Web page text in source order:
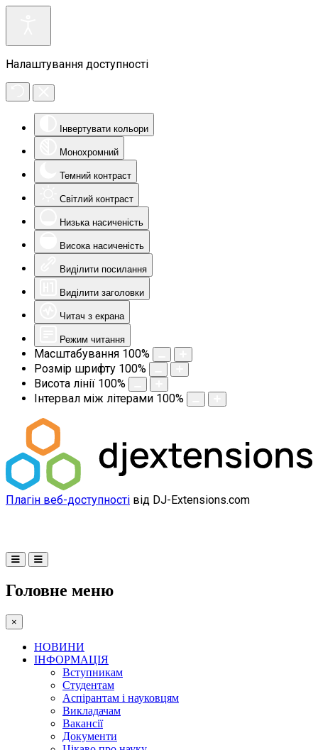
Налаштування доступності
Інвертувати кольори
Монохромний
Темний контраст
Світлий контраст
Низька насиченість
Висока насиченість
Виділити посилання
Виділити заголовки
Читач з екрана
Режим читання
Масштабування 100%
Розмір шрифту 100%
Висота лінії 100%
Інтервал між літерами 100%
Плагін веб-доступності від DJ-Extensions.com
Головне меню
×
НОВИНИ
ІНФОРМАЦІЯ
Вступникам
Студентам
Аспірантам і науковцям
Викладачам
Вакансії
Документи